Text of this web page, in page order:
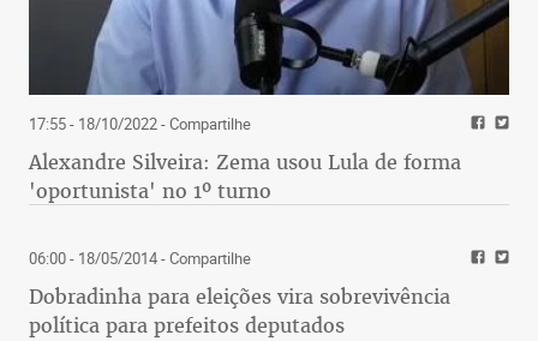
17:55 - 18/10/2022- Compartilhe
Alexandre Silveira: Zema usou Lula de forma
'oportunista' no 1º turno
06:00 - 18/05/2014- Compartilhe
Dobradinha para eleições vira sobrevivência
política para prefeitos deputados